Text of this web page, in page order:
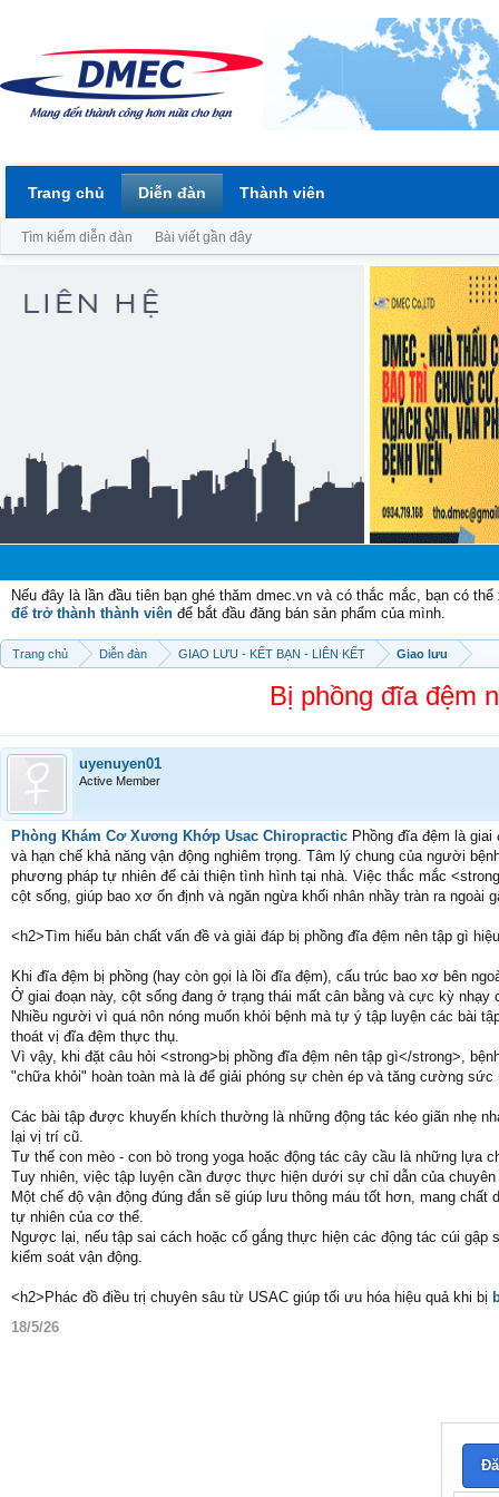
Nếu đây là lần đầu tiên bạn ghé thăm dmec.vn và có thắc mắc, bạn có
để trở thành thành viên để bắt đầu đăng bán sản phẩm của mình.
Trang chủ Diễn đàn GIAO LƯU - KẾT BẠN - LIÊN KẾT Giao lưu
Bị phồng đĩa đệm
uyenuyen01
Active Member
Phòng Khám Cơ Xương Khớp Usac Chiropractic Phồng đĩa đệm là
và hạn chế khả năng vận động nghiêm trọng. Tâm lý chung của người
phương pháp tự nhiên để cải thiện tình hình tại nhà. Việc thắc mắc
cột sống, giúp bao xơ ổn định và ngăn ngừa khối nhân nhầy tràn ra ngoài
<h2>Tìm hiểu bản chất vấn đề và giải đáp bị phồng đĩa đệm nên tập gì
Khi đĩa đệm bị phồng (hay còn gọi là lồi đĩa đệm), cấu trúc bao xơ bên
Ở giai đoạn này, cột sống đang ở trạng thái mất cân bằng và cực kỳ
Nhiều người vì quá nôn nóng muốn khỏi bệnh mà tự ý tập luyện các bài
thoát vị đĩa đệm thực thụ.
Vì vậy, khi đặt câu hỏi <strong>bị phồng đĩa đệm nên tập gì</strong>,
"chữa khỏi" hoàn toàn mà là để giải phóng sự chèn ép và tăng cường sức
Các bài tập được khuyến khích thường là những động tác kéo giãn nhẹ
lại vị trí cũ.
Tư thế con mèo - con bò trong yoga hoặc động tác cây cầu là những lựa
Tuy nhiên, việc tập luyện cần được thực hiện dưới sự chỉ dẫn của
Một chế độ vận động đúng đắn sẽ giúp lưu thông máu tốt hơn, mang
tự nhiên của cơ thể.
Ngược lại, nếu tập sai cách hoặc cố gắng thực hiện các động tác cúi
kiểm soát vận động.
<h2>Phác đồ điều trị chuyên sâu từ USAC giúp tối ưu hóa hiệu quả khi bị
18/5/26
Trang chủ Diễn đàn
Tìm kiếm diễn đàn Bài viết gần đây
Thành viên